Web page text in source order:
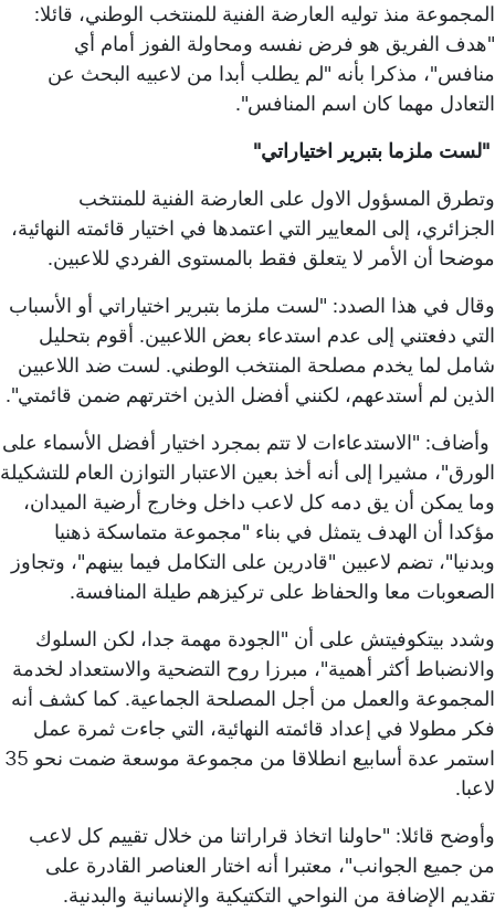
المجموعة منذ توليه العارضة الفنية للمنتخب الوطني، قائلا:
"هدف الفريق هو فرض نفسه ومحاولة الفوز أمام أي
منافس"، مذكرا بأنه "لم يطلب أبدا من لاعبيه البحث عن
التعادل مهما كان اسم المنافس".
"لست ملزما بتبرير اختياراتي"
وتطرق المسؤول الاول على العارضة الفنية للمنتخب
الجزائري، إلى المعايير التي اعتمدها في اختيار قائمته النهائية،
موضحا أن الأمر لا يتعلق فقط بالمستوى الفردي للاعبين.
وقال في هذا الصدد: "لست ملزما بتبرير اختياراتي أو الأسباب
التي دفعتني إلى عدم استدعاء بعض اللاعبين. أقوم بتحليل
شامل لما يخدم مصلحة المنتخب الوطني. لست ضد اللاعبين
الذين لم أستدعهم، لكنني أفضل الذين اخترتهم ضمن قائمتي".
وأضاف: "الاستدعاءات لا تتم بمجرد اختيار أفضل الأسماء على
الورق"، مشيرا إلى أنه أخذ بعين الاعتبار التوازن العام للتشكيلة
وما يمكن أن يق دمه كل لاعب داخل وخارج أرضية الميدان،
مؤكدا أن الهدف يتمثل في بناء "مجموعة متماسكة ذهنيا
وبدنيا"، تضم لاعبين "قادرين على التكامل فيما بينهم"، وتجاوز
الصعوبات معا والحفاظ على تركيزهم طيلة المنافسة.
وشدد بيتكوفيتش على أن "الجودة مهمة جدا، لكن السلوك
والانضباط أكثر أهمية"، مبرزا روح التضحية والاستعداد لخدمة
المجموعة والعمل من أجل المصلحة الجماعية. كما كشف أنه
فكر مطولا في إعداد قائمته النهائية، التي جاءت ثمرة عمل
استمر عدة أسابيع انطلاقا من مجموعة موسعة ضمت نحو 35
لاعبا.
وأوضح قائلا: "حاولنا اتخاذ قراراتنا من خلال تقييم كل لاعب
من جميع الجوانب"، معتبرا أنه اختار العناصر القادرة على
تقديم الإضافة من النواحي التكتيكية والإنسانية والبدنية.